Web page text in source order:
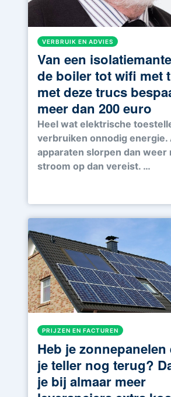
VERBRUIK EN ADVIES
Van een
de boiler tot wifi met
met deze trucs
meer dan 200 euro
Heel wat elektrische
verbruiken onnodig energie.
apparaten slorpen dan weer
stroom op dan vereist. …
PRIJZEN EN FACTUREN
Heb je
je teller nog terug?
je bij almaar meer